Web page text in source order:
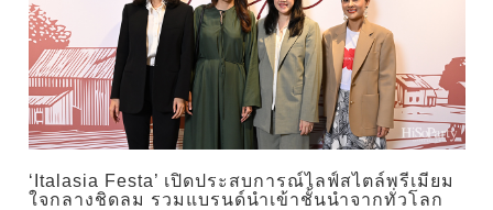
‘Italasia Festa’ เปิดประสบการณ์ไลฟ์สไตล์พรีเมียม
ใจกลางชิดลม รวมแบรนด์นำเข้าชั้นนำจากทั่วโลก